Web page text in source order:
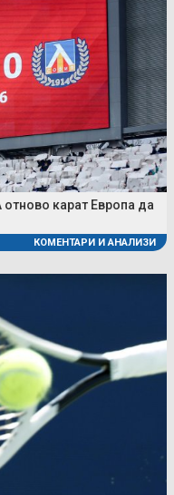
карат Европа да
КОМЕНТАРИ И АНАЛИЗИ